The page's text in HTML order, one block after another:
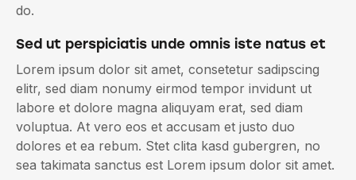
do.
Sed ut perspiciatis unde omnis iste natus et
Lorem ipsum dolor sit amet, consetetur sadipscing
elitr, sed diam nonumy eirmod tempor invidunt ut
labore et dolore magna aliquyam erat, sed diam
voluptua. At vero eos et accusam et justo duo
dolores et ea rebum. Stet clita kasd gubergren, no
sea takimata sanctus est Lorem ipsum dolor sit amet.